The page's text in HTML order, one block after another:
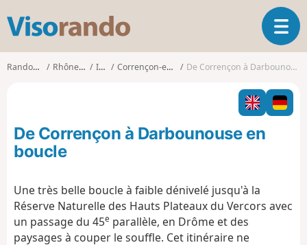
s
o
o
O
u
i
r
l
g
Randonnées Rhône-Alpes Isère Corrençon-en-Vercors De Corrençon à Darbounouse en boucle
De Corrençon à Darbounouse en
boucle
Une très belle boucle à faible dénivelé jusqu'à la
Réserve Naturelle des Hauts Plateaux du Vercors avec
un passage du 45e parallèle, en Drôme et des
paysages à couper le souffle. Cet itinéraire ne